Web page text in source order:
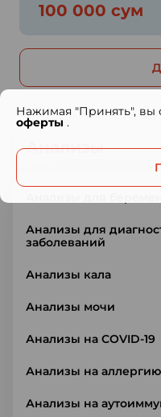
Анализы
Анализы для
заболеваний
Анализы кала
Анализы мочи
Анализы на COVID-19
Анализы на аллергию
Анализы на
100 000 сум
Нажимая "Принять", вы
оферты .